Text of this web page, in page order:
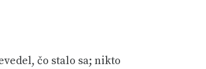
čo stalo sa; nikto